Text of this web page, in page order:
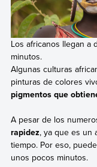
Los africanos llegan
minutos.
Algunas culturas
pinturas de colores
pigmentos que
A pesar de los
rapidez, ya que es un
tiempo. Por eso,
unos pocos minutos.